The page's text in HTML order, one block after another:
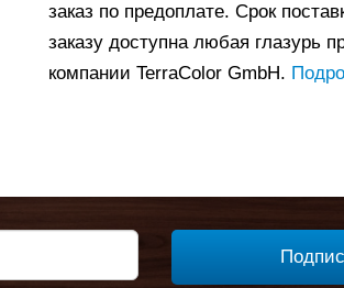
заказ по предоплате. Срок
заказу доступна любая глазурь
компании TerraColor GmbH.